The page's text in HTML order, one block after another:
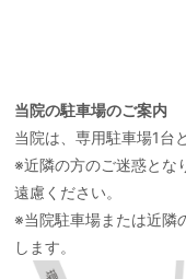
当院の駐車場のご案内
当院は、専用駐車場1台
※近隣の方のご迷惑とな
遠慮ください。
※当院駐車場または近隣
します。